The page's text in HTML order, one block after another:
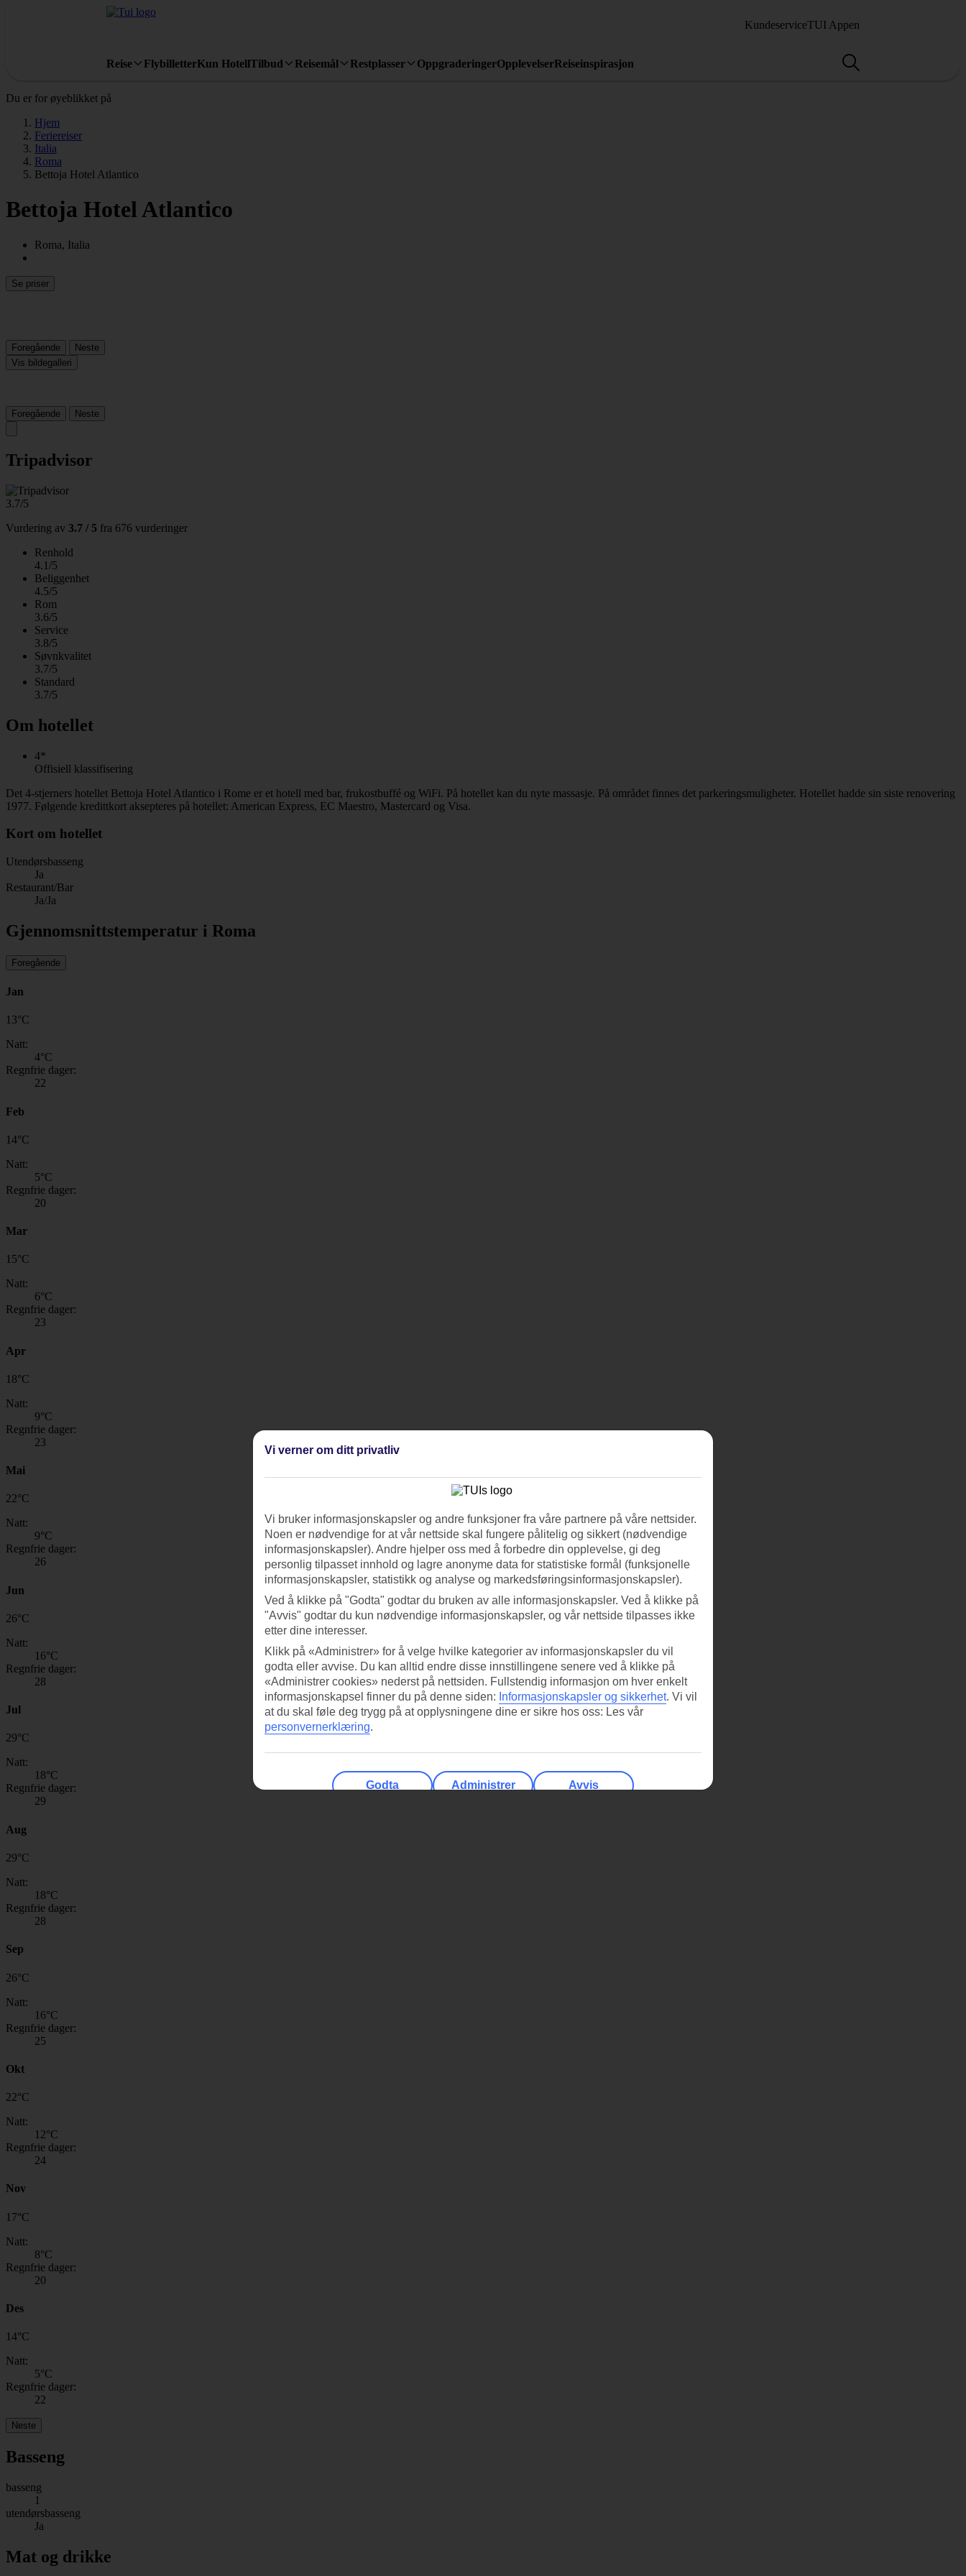
KundeserviceTUI Appen
Reise FlybilletterKun HotellTilbud Reisemål Restplasser OppgraderingerOpplevelserReiseinspirasjon
Du er for øyeblikket på
Hjem
Feriereiser
Italia
Roma
Bettoja Hotel Atlantico
Bettoja Hotel Atlantico
Roma, Italia
Se priser
Foregående
Neste
Vis bildegalleri
Foregående Neste
Tripadvisor
3.7/5
Vurdering av 3.7 / 5 fra 676 vurderinger
Renhold
4.1/5
Beliggenhet
4.5/5
Rom
3.6/5
Service
3.8/5
Søvnkvalitet
3.7/5
Standard
3.7/5
Om hotellet
4*
Offisiell klassifisering
Det 4-stjerners hotellet Bettoja Hotel Atlantico i Rome er et hotell med bar, frukostbuffé og WiFi. På hotellet kan du nyte massasje. På området finnes det parkeringsmuligheter. Hotellet hadde sin siste renovering
1977. Følgende kredittkort aksepteres på hotellet: American Express, EC Maestro, Mastercard og Visa.
Kort om hotellet
Utendørsbasseng
Ja
Restaurant/Bar
Ja/Ja
Gjennomsnittstemperatur i Roma
Foregående
Jan
13°C
Natt:
4°C
Regnfrie dager:
22
Feb
14°C
Natt:
5°C
Regnfrie dager:
20
Mar
15°C
Natt:
6°C
Regnfrie dager:
23
Apr
18°C
Natt:
9°C
Regnfrie dager:
23
Mai
22°C
Natt:
9°C
Regnfrie dager:
26
Jun
26°C
Natt:
16°C
Regnfrie dager:
28
Jul
29°C
Natt:
18°C
Regnfrie dager:
29
Aug
29°C
Natt:
18°C
Regnfrie dager:
28
Sep
26°C
Natt:
16°C
Regnfrie dager:
25
Okt
22°C
Natt:
12°C
Regnfrie dager:
24
Nov
17°C
Natt:
8°C
Regnfrie dager:
20
Des
14°C
Natt:
5°C
Regnfrie dager:
22
Neste
Basseng
basseng
1
utendørsbasseng
Ja
Mat og drikke
Vi verner om ditt privatliv
Vi bruker informasjonskapsler og andre funksjoner fra våre partnere på våre nettsider.
Noen er nødvendige for at vår nettside skal fungere pålitelig og sikkert (nødvendige
informasjonskapsler). Andre hjelper oss med å forbedre din opplevelse, gi deg
personlig tilpasset innhold og lagre anonyme data for statistiske formål (funksjonelle
informasjonskapsler, statistikk og analyse og markedsføringsinformasjonskapsler).
Ved å klikke på "Godta" godtar du bruken av alle informasjonskapsler. Ved å klikke på
"Avvis" godtar du kun nødvendige informasjonskapsler, og vår nettside tilpasses ikke
etter dine interesser.
Klikk på «Administrer» for å velge hvilke kategorier av informasjonskapsler du vil
godta eller avvise. Du kan alltid endre disse innstillingene senere ved å klikke på
«Administrer cookies» nederst på nettsiden. Fullstendig informasjon om hver enkelt
informasjonskapsel finner du på denne siden: Informasjonskapsler og sikkerhet. Vi vil
at du skal føle deg trygg på at opplysningene dine er sikre hos oss: Les vår
personvernerklæring.
Godta Administrer Avvis